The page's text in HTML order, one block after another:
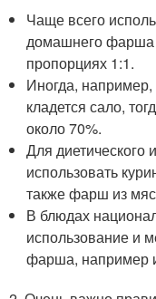
Чаще всего
домашнего фарша
пропорциях 1:1.
Иногда,
кладется сало,
около 70%.
Для диетического
использовать
также фарш из
В блюдах
использование и
фарша, например